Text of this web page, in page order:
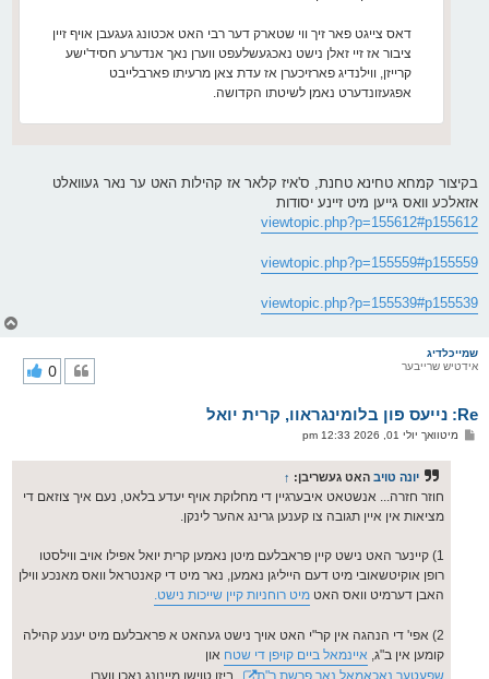
דאס צייגט פאר זיך ווי שטארק דער רבי האט אכטונג געגעבן אויף זיין
ציבור אז זיי זאלן נישט נאכגעשלעפט ווערן נאך אנדערע חסיד'ישע
קרייזן, ווילנדיג פארזיכערן אז עדת צאן מרעיתו פארבלייבט
אפגעזונדערט נאמן לשיטתו הקדושה.
בקיצור קמחא טחינא טחנת, ס'איז קלאר אז קהילות האט ער נאר געוואלט
אזאלכע וואס גייען מיט זיינע יסודות
viewtopic.php?p=155612#p155612
viewtopic.php?p=155559#p155559
viewtopic.php?p=155539#p155539
שמייכלדיג
אידטיש שרייבער
Re: נייעס פון בלומינגראוו, קרית יואל
0
פמיטוואך יולי 01, 2026 12:33 pm
יונה טויב האט געשריבן: ↑
חוזר חזרה... אנשטאט איבערגיין די מחלוקת אויף יעדע בלאט, נעם איך צוזאם די
מציאות אין איין תגובה צו קענען גרינג אהער לינקן.
1) קיינער האט נישט קיין פראבלעם מיטן נאמען קרית יואל אפילו אויב ווילסטו
רופן אוקיטשאובי מיט דעם הייליגן נאמען, נאר מיט די קאנטראל וואס מאנכע ווילן
האבן דערמיט וואס האט מיט רוחניות קיין שייכות נישט.
2) אפי' די הנהגה אין קר"י האט אויך נישט געהאט א פראבלעם מיט יענע קהילה
קומען אין ב"ג, איינמאל ביים קויפן די שטח און